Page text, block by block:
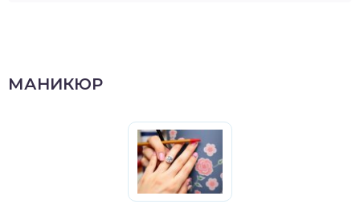
МАНИКЮР